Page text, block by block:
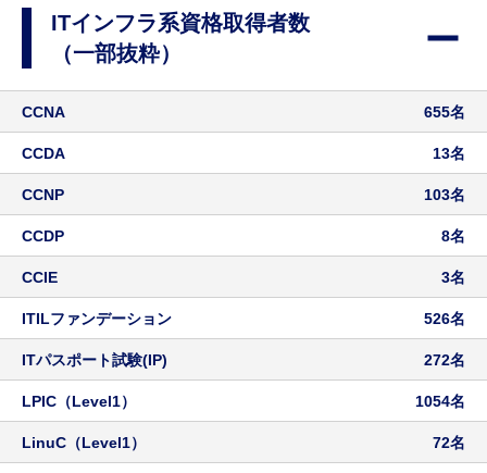
FAQ よくある質問
よくある質問
Career Recruitment
採用メッセージ｜選考フロー
募集職種
バイリンガル採用
障がい者採用
ウェルカムバック採用
アルムナイライン登録
シニア採用
ENTRY 採用資料
ITインフラ系資格取得者数
（一部抜粋）
CCNA 655名
CCDA 13名
CCNP 103名
CCDP 8名
CCIE 3名
ITILファンデーション 526名
ITパスポート試験(IP) 272名
LPIC（Level1） 1054名
LinuC（Level1） 72名